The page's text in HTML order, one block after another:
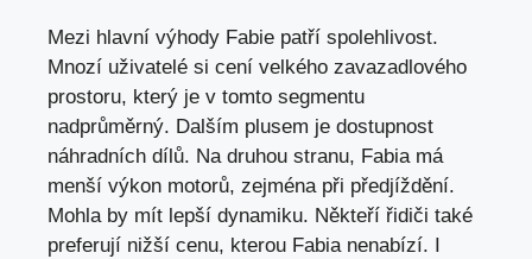
Mezi hlavní výhody Fabie patří spolehlivost.
Mnozí uživatelé si cení velkého zavazadlového
prostoru, který je v tomto segmentu
nadprůměrný. Dalším plusem je dostupnost
náhradních dílů. Na druhou stranu, Fabia má
menší výkon motorů, zejména při předjíždění.
Mohla by mít lepší dynamiku. Někteří řidiči také
preferují nižší cenu, kterou Fabia nenabízí. I